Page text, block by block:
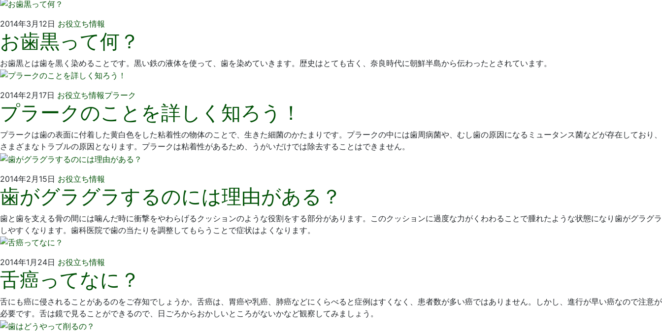
2014年3月12日 お役立ち情報
年
3
月
12
日
そ
歯
科
医
院
お歯黒って何？
お歯黒とは歯を黒く染めることです。黒い鉄の液体を使って、歯を染めていきます。歴史はとても古く、奈良時代に朝鮮半島から伝わったとされています。
2014年2月17日 お役立ち情報プラーク
2
月
17
日
歯
科
医
院
プラークのことを詳しく知ろう！
プラークは歯の表面に付着した黄白色をした粘着性の物体のことで、生きた細菌のかたまりです。プラークの中には歯周病菌や、むし歯の原因になるミュータンス菌などが存在しており、
さまざまなトラブルの原因となります。プラークは粘着性があるため、うがいだけでは除去することはできません。
2014年2月15日 お役立ち情報
年
2
月
15
日
そ
歯
科
医
院
歯がグラグラするのには理由がある？
歯と歯を支える骨の間には噛んだ時に衝撃をやわらげるクッションのような役割をする部分があります。このクッションに過度な力がくわわることで腫れたような状態になり歯がグラグラ
しやすくなります。歯科医院で歯の当たりを調整してもらうことで症状はよくなります。
2014年1月24日 お役立ち情報
年
1
月
24
日
そ
歯
科
医
院
舌癌ってなに？
舌にも癌に侵されることがあるのをご存知でしょうか。舌癌は、胃癌や乳癌、肺癌などにくらべると症例はすくなく、患者数が多い癌ではありません。しかし、進行が早い癌なので注意が
必要です。舌は鏡で見ることができるので、日ごろからおかしいところがないかなど観察してみましょう。